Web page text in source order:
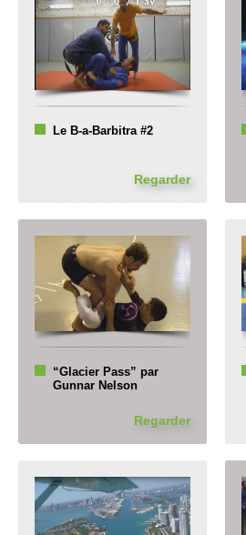
Le B-a-Barbitra #2
Regarder
“Glacier Pass” par
Gunnar Nelson
Regarder